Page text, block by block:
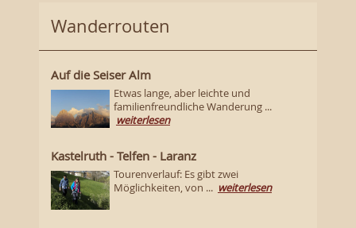
Wanderrouten
Auf die Seiser Alm
Etwas lange, aber leichte und
familienfreundliche Wanderung ...
weiterlesen
Kastelruth - Telfen - Laranz
Tourenverlauf: Es gibt zwei
Möglichkeiten, von ... weiterlesen